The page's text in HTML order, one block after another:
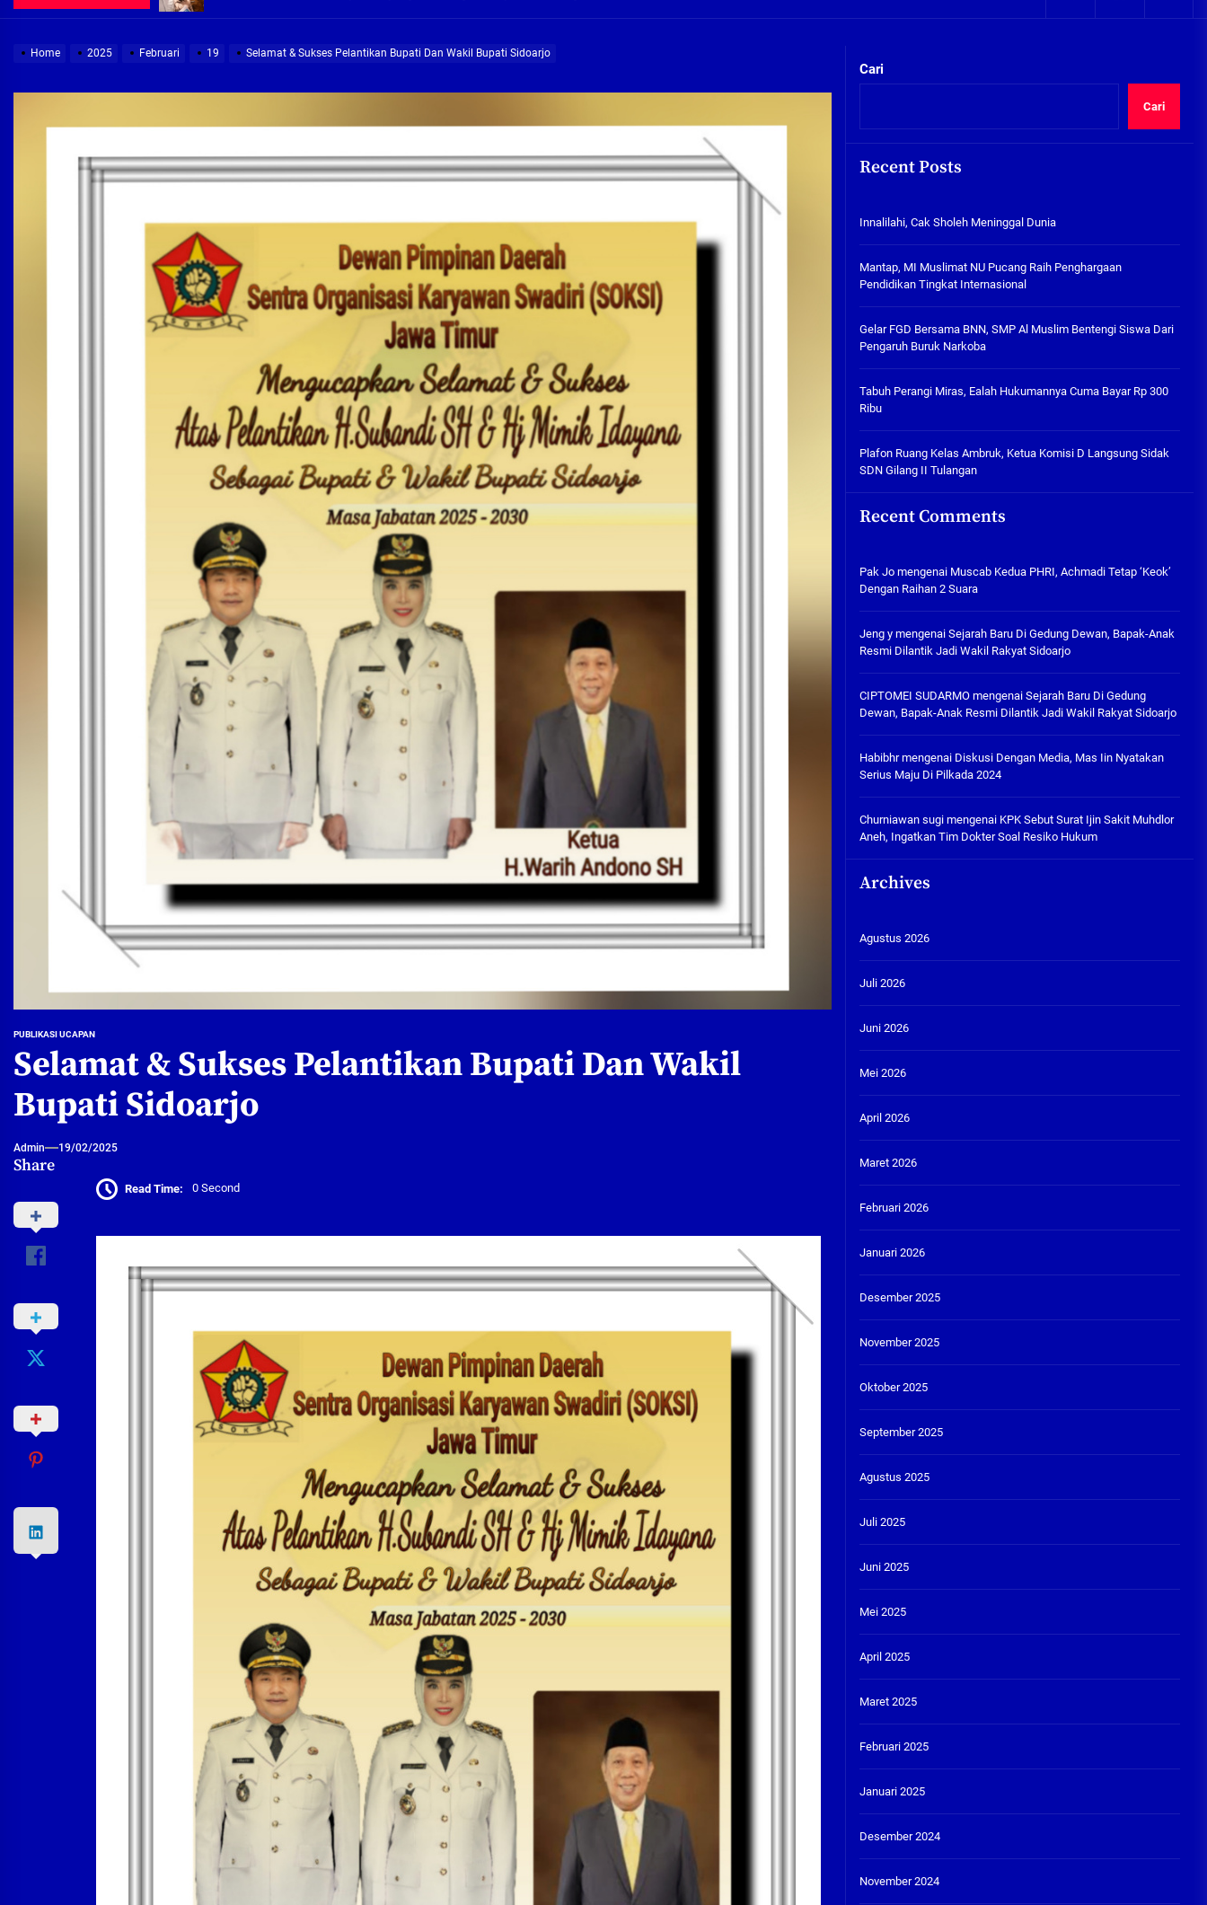
SDN Gilang II Tulangan
Mantap, MI Muslimat NU
Pucang Raih Penghargaan
Pendidikan Tingkat
Internasional
06/08/2026
Gelar FGD Bersama BNN, SMP Al
Muslim Bentengi Siswa Dari
05/08/2026
Hukumannya Cuma Bayar Rp
300 Ribu
Plafon Ruang Kelas Ambruk,
Ketua Komisi D Langsung Sidak
05/08/2026
Terima aduan warga, Komisi A cari solusi masalah warga Seketi dan Urangagung
Demi Jajaran Direksi Delta Tirta Yang Profesional Dan Kapabel, Komisi B Dua Kali Panggil Pansel Dan Minta Ada Pakta Integritas
Home 2025 Februari 19 Selamat & Sukses Pelantikan Bupati Dan Wakil Bupati Sidoarjo
PUBLIKASI UCAPAN
Selamat & Sukses Pelantikan Bupati Dan Wakil
Bupati Sidoarjo
Admin 19/02/2025
Share
Read Time: 0 Second
Cari
Cari
Recent Posts
Innalilahi, Cak Sholeh Meninggal Dunia
Mantap, MI Muslimat NU Pucang Raih Penghargaan
Pendidikan Tingkat Internasional
Gelar FGD Bersama BNN, SMP Al Muslim Bentengi Siswa Dari
Pengaruh Buruk Narkoba
Tabuh Perangi Miras, Ealah Hukumannya Cuma Bayar Rp 300
Ribu
Plafon Ruang Kelas Ambruk, Ketua Komisi D Langsung Sidak
SDN Gilang II Tulangan
Recent Comments
Pak Jomengenai Muscab Kedua PHRI, Achmadi Tetap ‘Keok’
Dengan Raihan 2 Suara
Jeng ymengenai Sejarah Baru Di Gedung Dewan, Bapak-Anak
Resmi Dilantik Jadi Wakil Rakyat Sidoarjo
CIPTOMEI SUDARMOmengenai Sejarah Baru Di Gedung
Dewan, Bapak-Anak Resmi Dilantik Jadi Wakil Rakyat Sidoarjo
Habibhrmengenai Diskusi Dengan Media, Mas Iin Nyatakan
Serius Maju Di Pilkada 2024
Churniawan sugimengenai KPK Sebut Surat Ijin Sakit Muhdlor
Aneh, Ingatkan Tim Dokter Soal Resiko Hukum
Archives
Agustus 2026
Juli 2026
Juni 2026
Mei 2026
April 2026
Maret 2026
Februari 2026
Januari 2026
Desember 2025
November 2025
Oktober 2025
September 2025
Agustus 2025
Juli 2025
Juni 2025
Mei 2025
April 2025
Maret 2025
Februari 2025
Januari 2025
Desember 2024
November 2024